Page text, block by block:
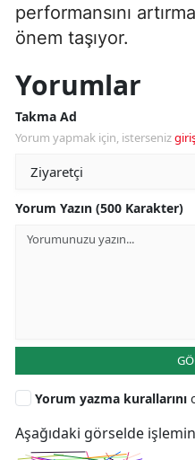
performansını
önem taşıyor.
Yorumlar
Takma Ad
Yorum yapmak için, isterseniz
Yorum Yazın (500 Karakter)
Yorum yazma kurallarını
Aşağıdaki görselde